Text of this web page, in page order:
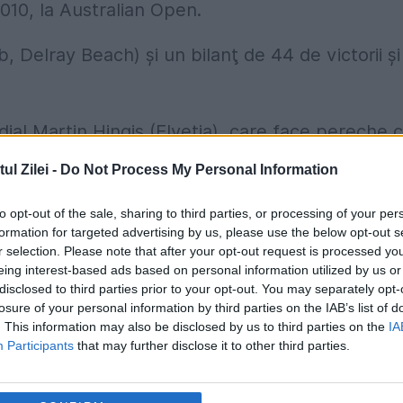
Zilei - Do Not Process My Personal Information
opt-out of the sale, sharing to third parties, or processing of your
for targeted advertising by us, please use the below opt-out
selection. Please note that after your opt-out request is processed
interest-based ads based on personal information utilized by us
to third parties prior to your opt-out. You may separately
of your personal information by third parties on the IAB’s list of
This information may also be disclosed by us to third parties on the
Participants that may further disclose it to other third parties.
la Australian Open.
Delray Beach) şi un bilanţ de 44 de victorii şi
Martin Hingis (Elveţia), care face pereche
ani, în finală, după 6-2, 6-4 cu cuplul Sania
nr. 3.
Makarova şi Elena Vesnina, care în
şi Serena Williams.